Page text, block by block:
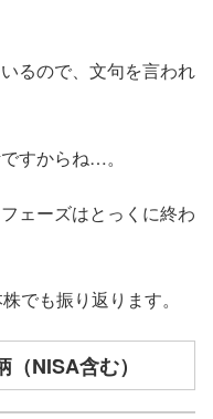
るので、文句を言われ
すからね…。
ェーズはとっくに終わ
でも振り返ります。
NISA含む）